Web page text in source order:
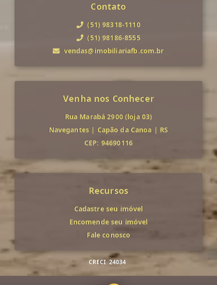
Contato
(51) 98318-1110
(51) 98186-8555
vendas@imobiliariafb.com.br
Venha nos Conhecer
Rua Marabá 2900 (loja 03)
Navegantes | Capão da Canoa | RS
CEP: 94690116
Recursos
Cadastre seu imóvel
Encomende seu imóvel
Fale conosco
CRECI 24034